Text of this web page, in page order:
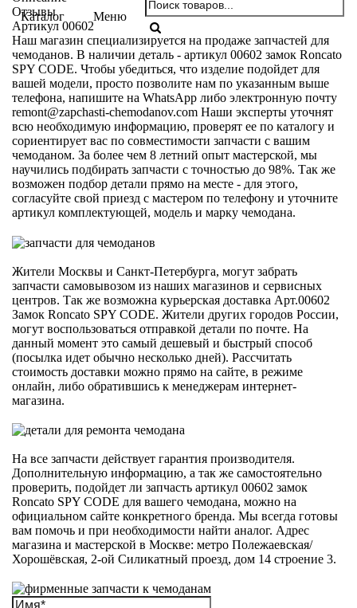
Каталог Меню
Отзывы
Артикул 00602
Наш магазин специализируется на продаже запчастей для
чемоданов. В наличии деталь - артикул 00602 замок Roncato
SPY CODE. Чтобы убедиться, что изделие подойдет для
вашей модели, просто позволите нам по указанным выше
телефона, напишите на WhatsApp либо электронную почту
remont@zapchasti-chemodanov.com Наши эксперты уточнят
всю необходимую информацию, проверят ее по каталогу и
сориентирует вас по совместимости запчасти с вашим
чемоданом. За более чем 8 летний опыт мастерской, мы
научились подбирать запчасти с точностью до 98%. Так же
возможен подбор детали прямо на месте - для этого,
согласуйте свой приезд с мастером по телефону и уточните
артикул комплектующей, модель и марку чемодана.
Жители Москвы и Санкт-Петербурга, могут забрать
запчасти самовывозом из наших магазинов и сервисных
центров. Так же возможна курьерская доставка Арт.00602
Замок Roncato SPY CODE. Жители других городов России,
могут воспользоваться отправкой детали по почте. На
данный момент это самый дешевый и быстрый способ
(посылка идет обычно несколько дней). Рассчитать
стоимость доставки можно прямо на сайте, в режиме
онлайн, либо обратившись к менеджерам интернет-
магазина.
На все запчасти действует гарантия производителя.
Дополнительную информацию, а так же самостоятельно
проверить, подойдет ли запчасть артикул 00602 замок
Roncato SPY CODE для вашего чемодана, можно на
официальном сайте конкретного бренда. Мы всегда готовы
вам помочь и при необходимости найти аналог. Адрес
магазина и мастерской в Москве: метро Полежаевская/
Хорошёвская, 2-ой Силикатный проезд, дом 14 строение 3.